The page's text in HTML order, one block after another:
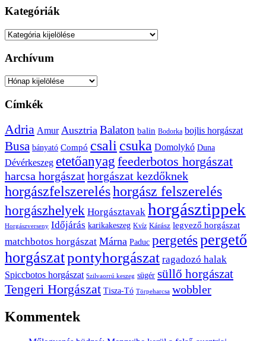
Kategóriák
Kategóriák
Archívum
Archívum
Címkék
Adria Amur Ausztria Balaton balin Bodorka bojlis horgászat
Busa bányató Compó csali csuka Domolykó Duna
Dévérkeszeg etetőanyag feederbotos horgászat
harcsa horgászathorgászat kezdőknek
horgászfelszereléshorgász felszerelés
horgászhelyek Horgásztavak horgásztippek
Horgászverseny Időjárás karikakeszeg Kvíz Kárász legyező horgászat
matchbotos horgászat Márna Paduc pergetéspergető
horgászatpontyhorgászat ragadozó halak
Spiccbotos horgászat Szilvaorrú keszeg sügér süllő horgászat
Tengeri Horgászat Tisza-Tó Törpeharcsa wobbler
Kommentek